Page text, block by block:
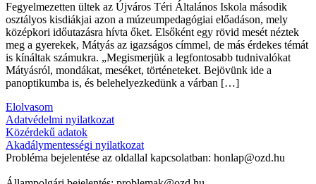
Fegyelmezetten ültek az Újváros Téri Általános Iskola második
osztályos kisdiákjai azon a múzeumpedagógiai előadáson, mely
középkori időutazásra hívta őket. Elsőként egy rövid mesét néztek
meg a gyerekek, Mátyás az igazságos címmel, de más érdekes témát
is kínáltak számukra. „Megismerjük a legfontosabb tudnivalókat
Mátyásról, mondákat, meséket, történeteket. Bejövünk ide a
panoptikumba is, és belehelyezkedünk a várban […]
Elolvasom
Adatvédelmi nyilatkozat
Közérdekű adatok
Akadálymentességi nyilatkozat
Probléma bejelentése az oldallal kapcsolatban: honlap@ozd.hu